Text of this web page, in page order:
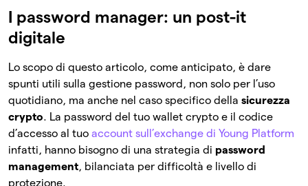
I password manager: un post-it
digitale
Lo scopo di questo articolo, come anticipato, è dare
spunti utili sulla gestione password, non solo per l’uso
quotidiano, ma anche nel caso specifico della sicurezza
crypto. La password del tuo wallet crypto e il codice
d’accesso al tuo account sull’exchange di Young Platform
infatti, hanno bisogno di una strategia di password
management, bilanciata per difficoltà e livello di
protezione.